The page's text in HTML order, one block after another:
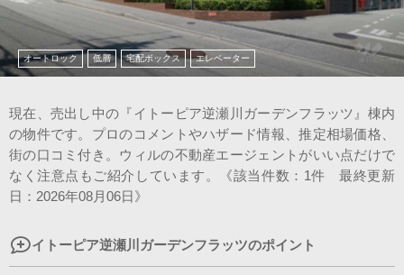
町を知る
スタッフ紹介
会社案内
営業所をさがす
スタッフをさがす
相場データを依頼する
オートロック 低層 宅配ボックス エレベーター
現在、売出し中の『イトーピア逆瀬川ガーデンフラッツ』棟内
の物件です。プロのコメントやハザード情報、推定相場価格、
街の口コミ付き。ウィルの不動産エージェントがいい点だけで
なく注意点もご紹介しています。《該当件数：1件 最終更新
日：2026年08月06日》
イトーピア逆瀬川ガーデンフラッツのポイント